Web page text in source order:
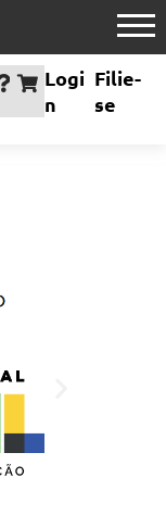
Logi
n
Filie-
se